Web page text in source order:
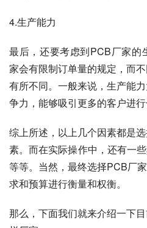
4.生产能力
最后，还要考虑到PCB厂家的
家会有限制订单量的规定，而
有所不同。一般来说，生产能
争力，能够吸引更多的客户进行
综上所述，以上几个因素都是
素。而在实际操作中，还有一
等等。当然，最终选择PCB厂
求和预算进行衡量和权衡。
那么，下面我们就来介绍一下